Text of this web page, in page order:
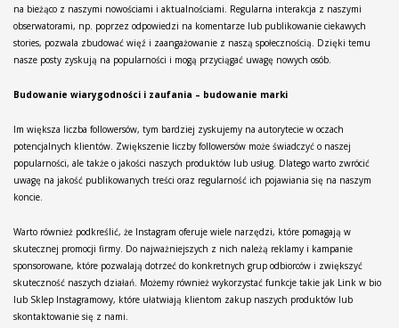
na bieżąco z naszymi nowościami i aktualnościami. Regularna interakcja z naszymi
obserwatorami, np. poprzez odpowiedzi na komentarze lub publikowanie ciekawych
stories, pozwala zbudować więź i zaangażowanie z naszą społecznością. Dzięki temu
nasze posty zyskują na popularności i mogą przyciągać uwagę nowych osób.
Budowanie wiarygodności i zaufania – budowanie marki
Im większa liczba followersów, tym bardziej zyskujemy na autorytecie w oczach
potencjalnych klientów. Zwiększenie liczby followersów może świadczyć o naszej
popularności, ale także o jakości naszych produktów lub usług. Dlatego warto zwrócić
uwagę na jakość publikowanych treści oraz regularność ich pojawiania się na naszym
koncie.
Warto również podkreślić, że Instagram oferuje wiele narzędzi, które pomagają w
skutecznej promocji firmy. Do najważniejszych z nich należą reklamy i kampanie
sponsorowane, które pozwalają dotrzeć do konkretnych grup odbiorców i zwiększyć
skuteczność naszych działań. Możemy również wykorzystać funkcje takie jak Link w bio
lub Sklep Instagramowy, które ułatwiają klientom zakup naszych produktów lub
skontaktowanie się z nami.